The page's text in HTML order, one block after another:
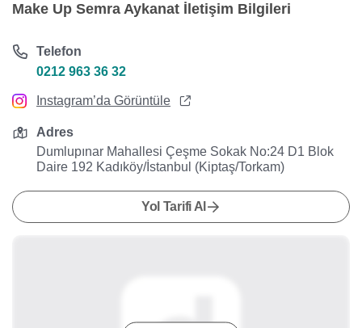
Make Up Semra Aykanat İletişim Bilgileri
Telefon
0212 963 36 32
Instagram’da Görüntüle
Adres
Dumlupınar Mahallesi Çeşme Sokak No:24 D1 Blok
Daire 192 Kadıköy/İstanbul (Kiptaş/Torkam)
Yol Tarifi Al